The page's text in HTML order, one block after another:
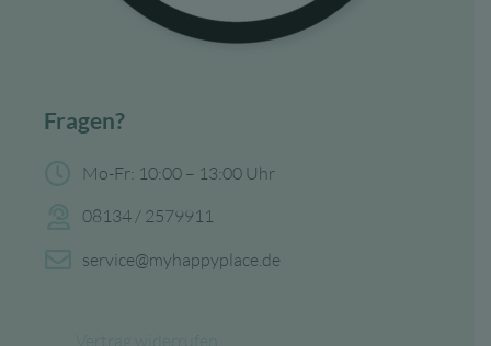
Fragen?
Mo-Fr: 10:00 – 13:00 Uhr
08134 / 2579911
service@myhappyplace.de